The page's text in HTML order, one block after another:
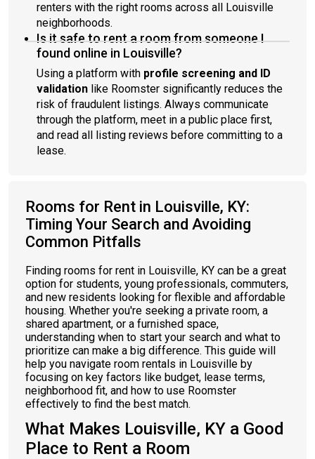
renters with the right rooms across all Louisville
neighborhoods.
Is it safe to rent a room from someone I
found online in Louisville?
Using a platform with profile screening and ID
validation like Roomster significantly reduces the
risk of fraudulent listings. Always communicate
through the platform, meet in a public place first,
and read all listing reviews before committing to a
lease.
Rooms for Rent in Louisville, KY:
Timing Your Search and Avoiding
Common Pitfalls
Finding rooms for rent in Louisville, KY can be a great
option for students, young professionals, commuters,
and new residents looking for flexible and affordable
housing. Whether you're seeking a private room, a
shared apartment, or a furnished space,
understanding when to start your search and what to
prioritize can make a big difference. This guide will
help you navigate room rentals in Louisville by
focusing on key factors like budget, lease terms,
neighborhood fit, and how to use Roomster
effectively to find the best match.
What Makes Louisville, KY a Good
Place to Rent a Room